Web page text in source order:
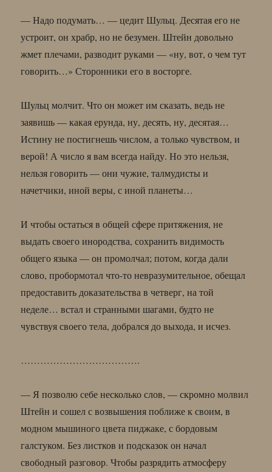
— Надо подумать… — цедит Шульц. Десятая его не
устроит, он храбр, но не безумен. Штейн довольно
жмет плечами, разводит руками — «ну, вот, о чем тут
говорить…» Сторонники его в восторге.
Шульц молчит. Что он может им сказать, ведь не
заявишь — какая ерунда, ну, десять, ну, десятая…
Истину не постигнешь числом, а только чувством, и
верой! А число я вам всегда найду. Но это нельзя,
нельзя говорить — они чужие, талмудисты и
начетчики, иной веры, с иной планеты…
И чтобы остаться в общей сфере притяжения, не
выдать своего инородства, сохранить видимость
общего языка — он промолчал; потом, когда дали
слово, пробормотал что-то невразумительное, обещал
предоставить доказательства в четверг, на той
неделе… встал и странными шагами, будто не
чувствуя своего тела, добрался до выхода, и исчез.
……………………………….
— Я позволю себе несколько слов, — скромно молвил
Штейн и сошел с возвышения поближе к своим, в
модном мышиного цвета пиджаке, с бордовым
галстуком. Без листков и подсказок он начал
свободный разговор. Чтобы разрядить атмосферу